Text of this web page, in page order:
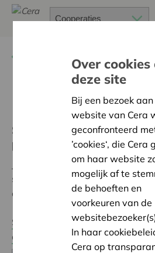
Kmo-portefeuille
Subsidie voor Cera-
portefeuille
Je kan als Vlaamse kmo of
steun ontvangen van de
opleidingen.
Sinds
1 februari 2026 komen
aanmerking voor steun.
Over cookies
deze site
Bij een bezoek aan
website van Cera
geconfronteerd
’cookies‘, die Cera
om haar website
mogelijk af te
de behoeften en
voorkeuren van de
In haar
Cera op